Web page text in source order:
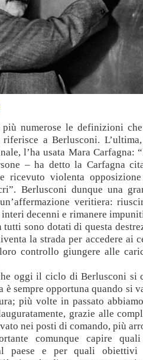
più numerose le definizioni
a Berlusconi.
l’ha usata Mara Carfagna:
– ha detto la Carfagna
ricevuto violenta
Berlusconi dunque una
veritiera:
decenni e rimanere
tutti sono dotati di questa
la strada per accedere ai
controllo giungere alle
oggi il ciclo di Berlusconi si
è sempre opportuna quando si
più volte in passato
grazie alle
nei posti di comando, più
comunque capire
paese e per quali obiettivi